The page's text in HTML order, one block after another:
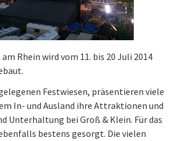
Rhein wird vom 11. bis 20 Juli 2014
Festwiesen, präsentieren viele
In- und Ausland ihre Attraktionen und
Unterhaltung bei Groß & Klein. Für das
bestens gesorgt. Die vielen